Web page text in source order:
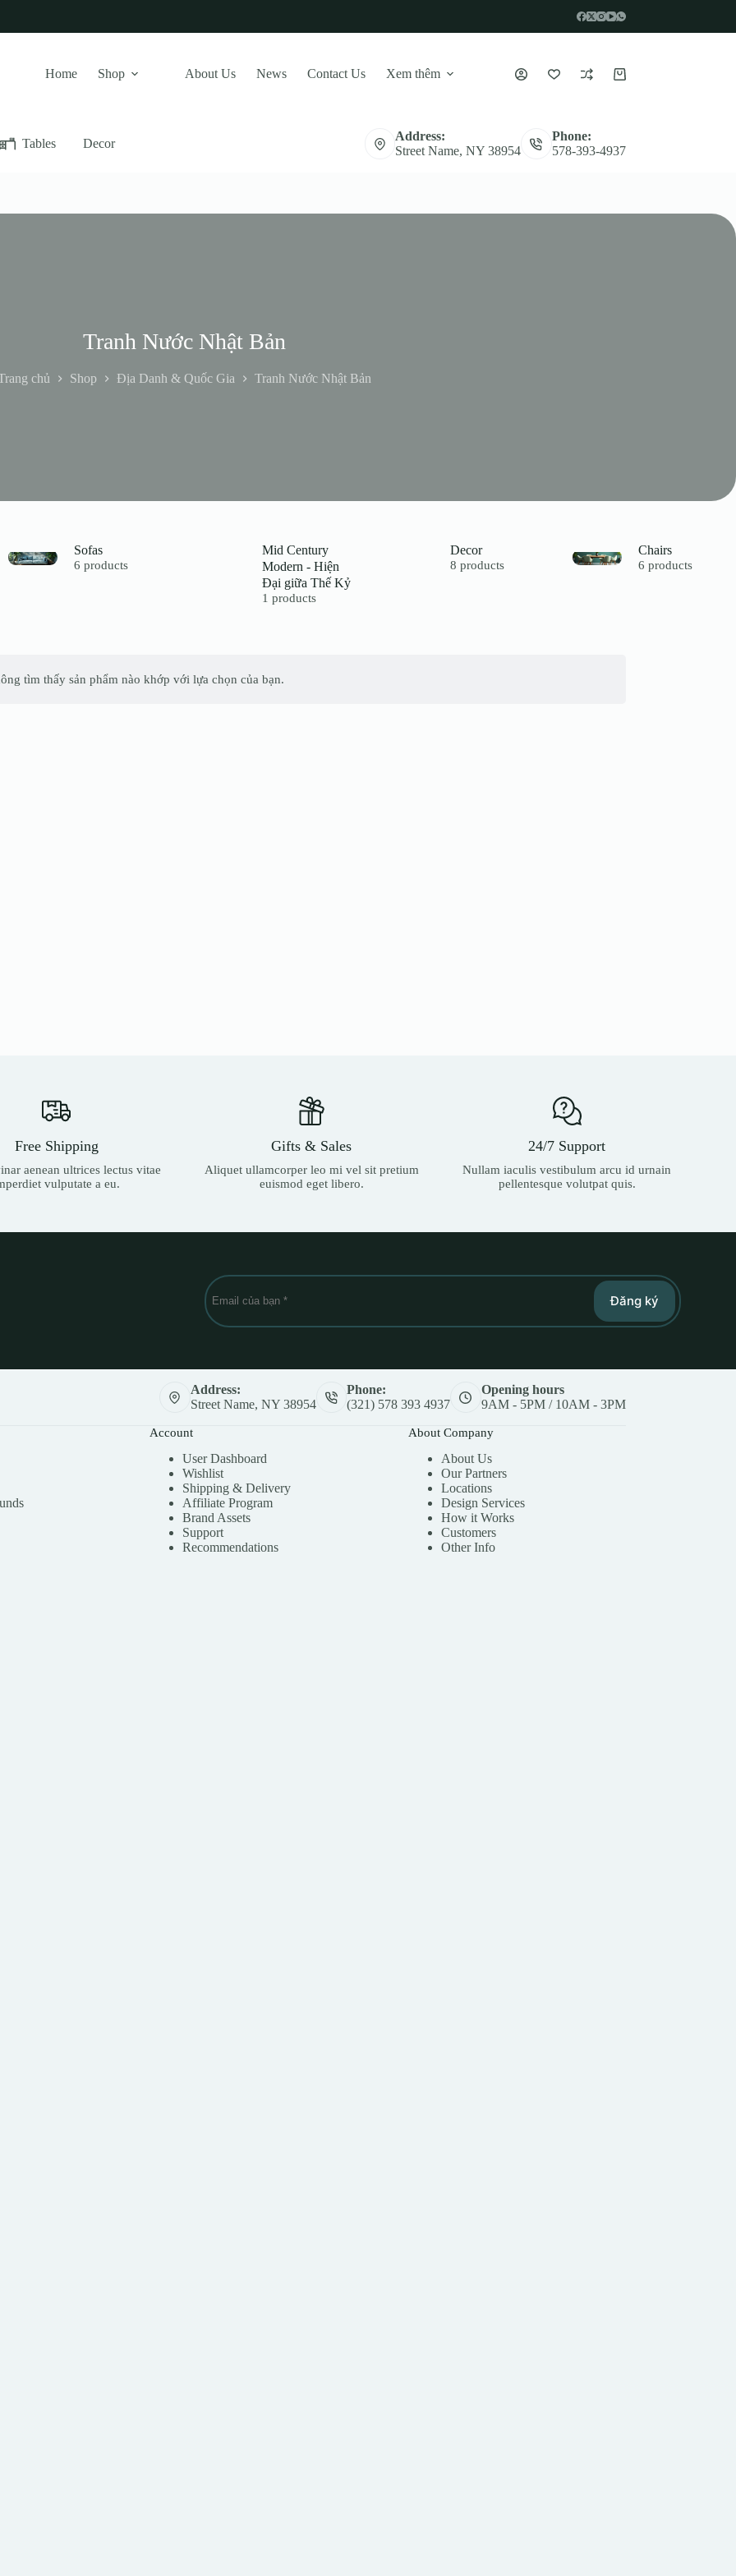
Home Shop About Us News Contact Us Xem thêm
Giỏ
Tables Decor
Address:
Street Name, NY 38954
Phone:
578-393-4937
Tranh Nước Nhật Bản
chủ Shop Địa Danh & Quốc Gia Tranh Nước Nhật Bản
Sofas
6 products
Mid Century
Modern - Hiện
Đại giữa Thế Kỷ
1 products
Decor
8 products
Chairs
6 products
tìm thấy sản phẩm nào khớp với lựa chọn của bạn.
Free Shipping
aenean ultrices lectus vitae
vulputate a eu.
Gifts & Sales
Aliquet ullamcorper leo mi vel sit pretium
euismod eget libero.
24/7 Support
Nullam iaculis vestibulum arcu id urnain
pellentesque volutpat quis.
Đăng ký
Address:
Street Name, NY 38954
Phone:
(321) 578 393 4937
Opening hours
9AM - 5PM / 10AM - 3PM
Account
User Dashboard
Wishlist
Shipping & Delivery
Affiliate Program
Brand Assets
Support
Recommendations
About Company
About Us
Our Partners
Locations
Design Services
How it Works
Customers
Other Info